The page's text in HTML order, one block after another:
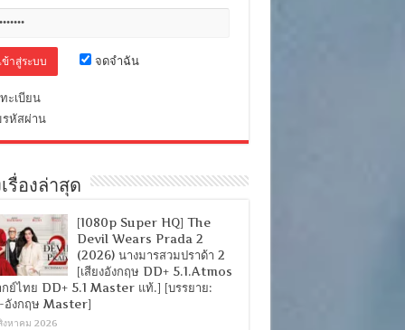
จดจำฉัน
ะเบียน
หัสผ่าน
รื่องล่าสุด
[1080p Super HQ] The
Devil Wears Prada 2
(2026) นางมารสวมปราด้า 2
[เสียงอังกฤษ DD+ 5.1.Atmos
ย์ไทย DD+ 5.1 Master แท้.] [บรรยาย:
อังกฤษ Master]
งหาคม 2026